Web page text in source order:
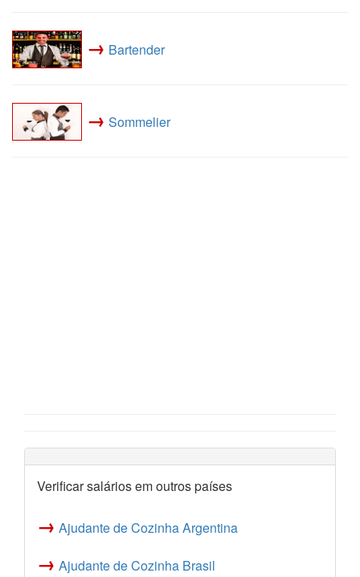
→ Bartender
→ Sommelier
Verificar salários em outros países
→ Ajudante de Cozinha Argentina
→ Ajudante de Cozinha Brasil